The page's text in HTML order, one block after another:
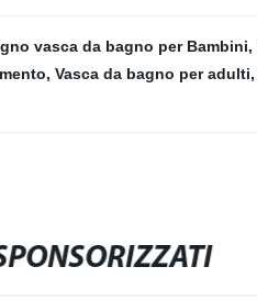
vasca da bagno per Bambini,
, Vasca da bagno per adulti,